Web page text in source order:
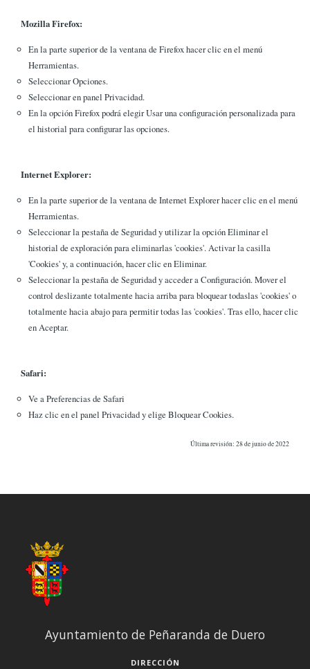
Mozilla Firefox:
En la parte superior de la ventana de Firefox hacer clic en el menú
Herramientas.
Seleccionar Opciones.
Seleccionar en panel Privacidad.
En la opción Firefox podrá elegir Usar una configuración personalizada para
el historial para configurar las opciones.
Internet Explorer:
En la parte superior de la ventana de Internet Explorer hacer clic en el menú
Herramientas.
Seleccionar la pestaña de Seguridad y utilizar la opción Eliminar el
historial de exploración para eliminarlas 'cookies'. Activar la casilla
'Cookies' y, a continuación, hacer clic en Eliminar.
Seleccionar la pestaña de Seguridad y acceder a Configuración. Mover el
control deslizante totalmente hacia arriba para bloquear todaslas 'cookies' o
totalmente hacia abajo para permitir todas las 'cookies'. Tras ello, hacer clic
en Aceptar.
Safari:
Ve a Preferencias de Safari
Haz clic en el panel Privacidad y elige Bloquear Cookies.
Última revisión: 28 de junio de 2022
Ayuntamiento de Peñaranda de Duero
DIRECCIÓN